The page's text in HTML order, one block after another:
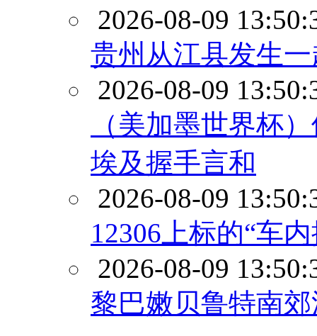
2026-08-09
贵州从江县发生
2026-08-09
（美加墨世界杯
埃及握手言和
2026-08-09
12306上标的“车
2026-08-09
黎巴嫩贝鲁特南